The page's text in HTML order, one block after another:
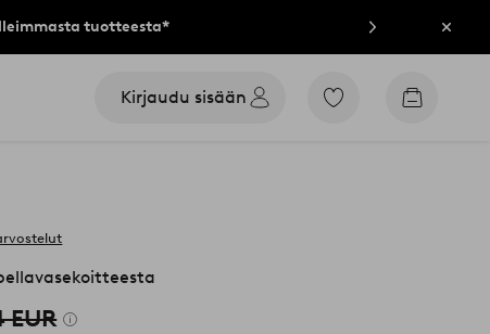
tuotteesta* Sulje
Kirjaudu sisään
Siirry
Siirry
EUR